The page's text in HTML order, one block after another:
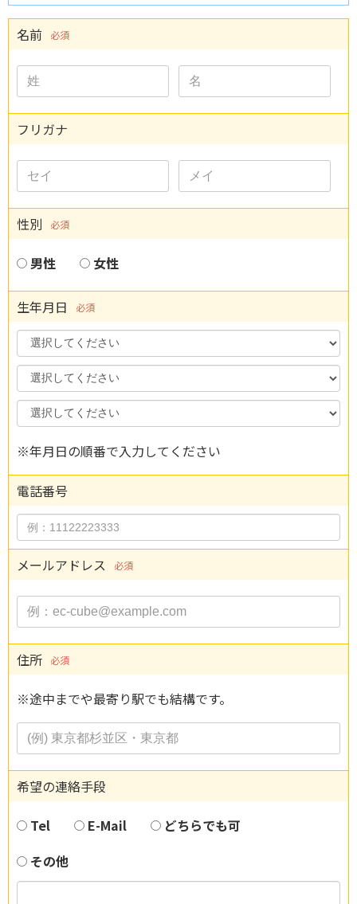
名前 必須
フリガナ
性別 必須
男性 女性
生年月日 必須
Year
Month
Day
※年月日の順番で入力してください
電話番号
メールアドレス 必須
住所 必須
※途中までや最寄り駅でも結構です。
希望の連絡手段
Tel E-Mail
どちらでも可
その他